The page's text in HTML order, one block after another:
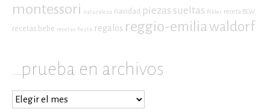
montessori naturaleza navidad piezas sueltas Pikler receta BLW
recetas bebe recetas fiesta regalos reggio-emilia waldorf
…prueba en archivos
…